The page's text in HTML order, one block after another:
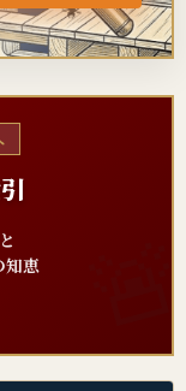
🐜
知恵